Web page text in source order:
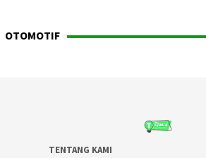
OTOMOTIF
TENTANG KAMI